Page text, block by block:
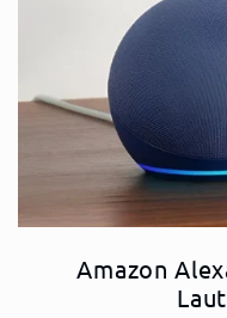
Amazon